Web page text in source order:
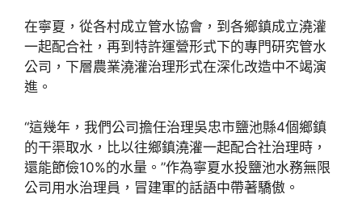
在寧夏，從各村成立管水協會，到各鄉鎮成立澆灌
一起配合社，再到特許運營形式下的專門研究管水
公司，下層農業澆灌治理形式在深化改造中不竭演
進。
“這幾年，我們公司擔任治理吳忠市鹽池縣4個鄉鎮
的干渠取水，比以往鄉鎮澆灌一起配合社治理時，
還能節儉10%的水量。”作為寧夏水投鹽池水務無限
公司用水治理員，冒建軍的話語中帶著驕傲。